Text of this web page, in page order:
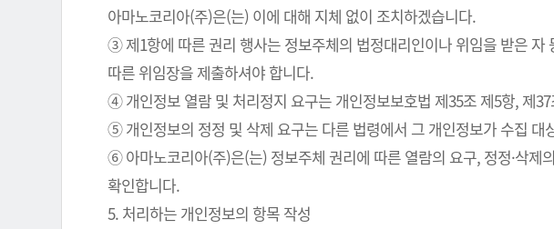
아마노코리아(주)은(는) 이에 대해 지체 없이 조치하겠습니다.
③ 제1항에 따른 권리 행사는 정보주체의 법정대리인이나 위임을 받은
따른 위임장을 제출하셔야 합니다.
④ 개인정보 열람 및 처리정지 요구는 개인정보보호법 제35조 제5항, 제
⑤ 개인정보의 정정 및 삭제 요구는 다른 법령에서 그 개인정보가 수집
⑥ 아마노코리아(주)은(는) 정보주체 권리에 따른 열람의 요구, 정정·삭
확인합니다.
5. 처리하는 개인정보의 항목 작성